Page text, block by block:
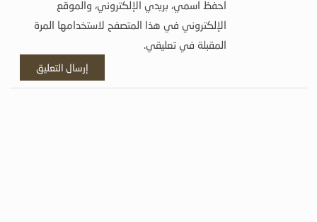
احفظ اسمي، بريدي الإلكتروني، والموقع
الإلكتروني في هذا المتصفح لاستخدامها المرة
المقبلة في تعليقي.